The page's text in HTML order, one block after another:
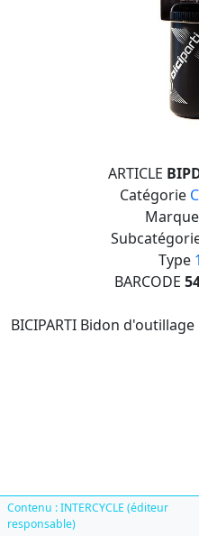
ARTICLE
Catégorie
Marque
Type
BARCODE
BICIPARTI Bidon
Contenu : INTERCYCLE (éditeur
responsable)